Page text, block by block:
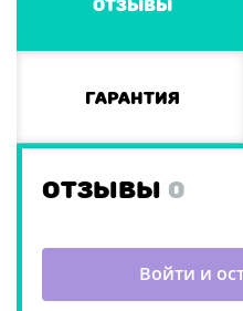
Отзывы
Гарантия
ОТЗЫВЫ 0
Войти и